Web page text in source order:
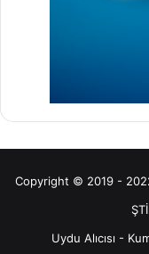
Copyright © 2019 - 2022
Uydu Alıcısı -